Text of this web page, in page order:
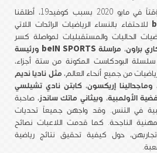
كوفيد19، أطلقنا
للاحتفاء بالنساء الرياضيات الرائدات اللاتي
الحاليات والمستقبليات لمواصلة كسر
براون،
مراسلة beIN SPORTS ورئيسة
سلسلة البودكاست المكونة من ستة أجزاء،
من جميع أنحاء العالم، مثل ناديا نديم
إريكسون، كابتن نادي تشيلسي
الأولمبية، وبيثاني ماتك ساندز، صاحبة
في التنس. وقد واجهن جميعاً تحديات
الناجحة. كما قدمت اللاعبات نصائح
حول كيفية تحقيق نتائج رياضية